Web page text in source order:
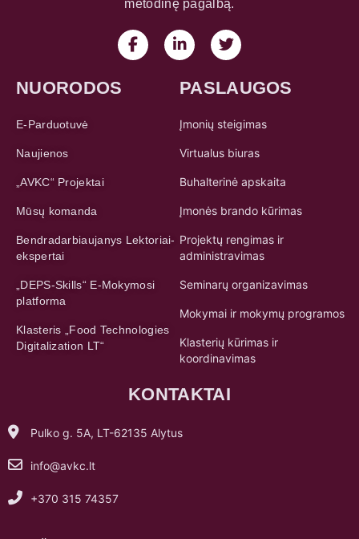
metodinę pagalbą.
NUORODOS
E-Parduotuvė
Naujienos
„AVKC“ Projektai
Mūsų komanda
Bendradarbiaujanys Lektoriai-
ekspertai
„DEPS-Skills“ E-Mokymosi
platforma
Klasteris „Food Technologies
Digitalization LT“
PASLAUGOS
Įmonių steigimas
Virtualus biuras
Buhalterinė apskaita
Įmonės brando kūrimas
Projektų rengimas ir
administravimas
Seminarų organizavimas
Mokymai ir mokymų programos
Klasterių kūrimas ir
koordinavimas
KONTAKTAI
Pulko g. 5A, LT-62135 Alytus
info@avkc.lt
+370 315 74357